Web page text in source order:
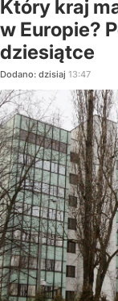
Który kraj
w Europie?
dziesiątce
Dodano: dzisiaj 13:47